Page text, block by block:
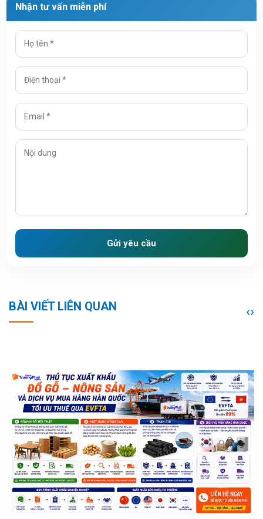
Nhận tư vấn miễn phí
Gửi yêu cầu
BÀI VIẾT LIÊN QUAN ‹›